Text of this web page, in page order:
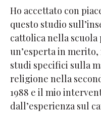
Ho accettato con
questo studio
cattolica nella scuola
un’esperta in
studi specifici sulla
religione nella
1988 e il mio
dall’esperienza sul